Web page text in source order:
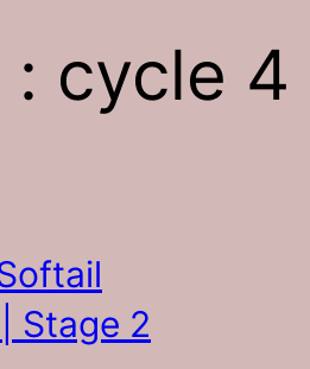
cycle 4
Stage 2